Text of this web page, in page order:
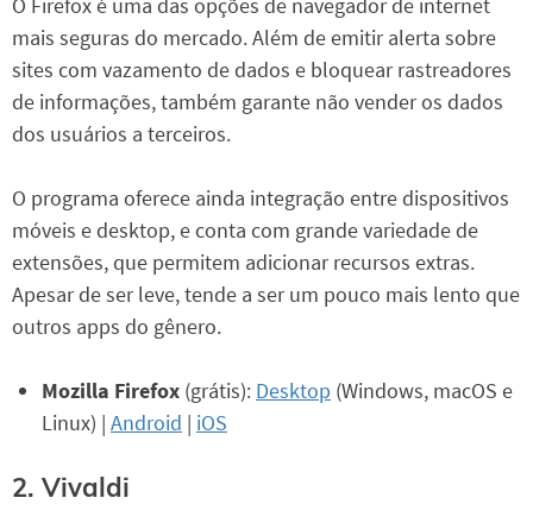
mais seguras do mercado. Além de emitir alerta sobre
sites com vazamento de dados e bloquear rastreadores
de informações, também garante não vender os dados
dos usuários a terceiros.
O programa oferece ainda integração entre dispositivos
móveis e desktop, e conta com grande variedade de
extensões, que permitem adicionar recursos extras.
Apesar de ser leve, tende a ser um pouco mais lento que
outros apps do gênero.
Mozilla Firefox (grátis): Desktop (Windows, macOS e
Linux) | Android | iOS
2. Vivaldi